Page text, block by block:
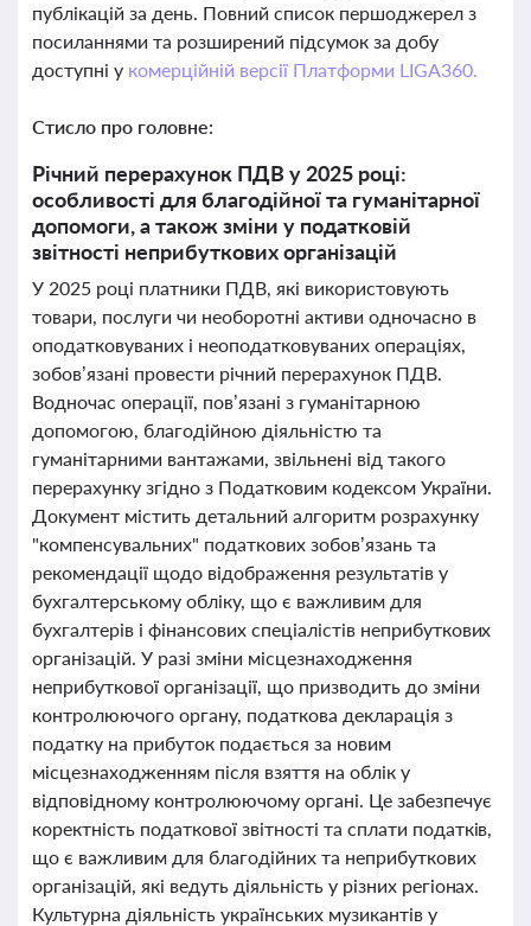
публікацій за день. Повний список першоджерел з
посиланнями та розширений підсумок за добу
доступні у комерційній версії Платформи LIGA360.
Стисло про головне:
Річний перерахунок ПДВ у 2025 році:
особливості для благодійної та гуманітарної
допомоги, а також зміни у податковій
звітності неприбуткових організацій
У 2025 році платники ПДВ, які використовують
товари, послуги чи необоротні активи одночасно в
оподатковуваних і неоподатковуваних операціях,
зобов’язані провести річний перерахунок ПДВ.
Водночас операції, пов’язані з гуманітарною
допомогою, благодійною діяльністю та
гуманітарними вантажами, звільнені від такого
перерахунку згідно з Податковим кодексом України.
Документ містить детальний алгоритм розрахунку
"компенсувальних" податкових зобов’язань та
рекомендації щодо відображення результатів у
бухгалтерському обліку, що є важливим для
бухгалтерів і фінансових спеціалістів неприбуткових
організацій. У разі зміни місцезнаходження
неприбуткової організації, що призводить до зміни
контролюючого органу, податкова декларація з
податку на прибуток подається за новим
місцезнаходженням після взяття на облік у
відповідному контролюючому органі. Це забезпечує
коректність податкової звітності та сплати податків,
що є важливим для благодійних та неприбуткових
організацій, які ведуть діяльність у різних регіонах.
Культурна діяльність українських музикантів у